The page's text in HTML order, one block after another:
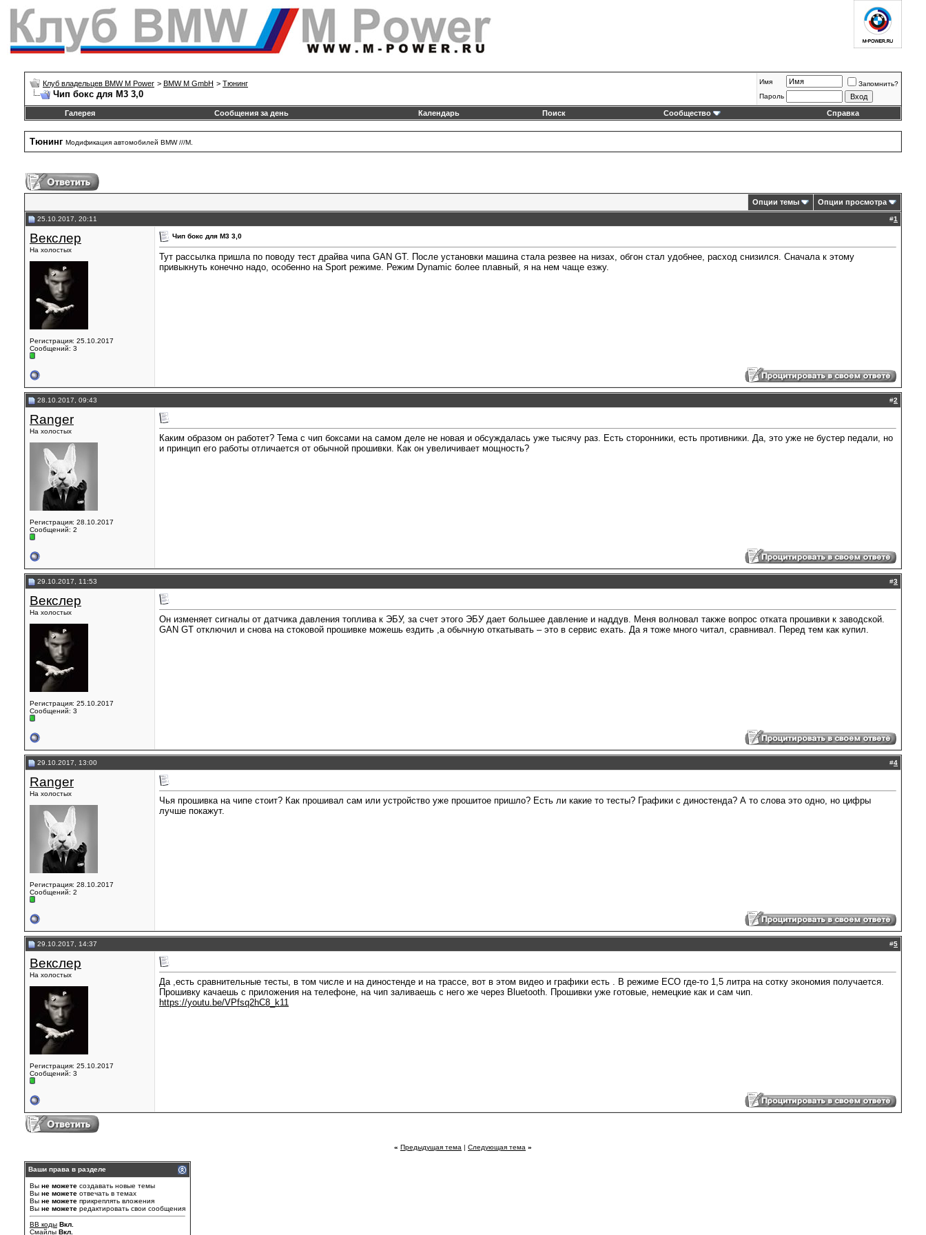
Клуб владельцев BMW M Power > BMW M GmbH > Тюнинг
Чип бокс для М3 3,0
Имя
Запомнить?
Пароль
Галерея Сообщения за день Календарь Поиск Сообщество Справка
Тюнинг Модификация автомобилей BMW ///M.
Опции темы Опции просмотра
25.10.2017, 20:11 #1
Векслер
На холостых
Регистрация: 25.10.2017
Сообщений: 3
Чип бокс для М3 3,0
Тут рассылка пришла по поводу тест драйва чипа GAN GT. После установки машина стала резвее на низах, обгон стал удобнее, расход снизился. Сначала к этому
привыкнуть конечно надо, особенно на Sport режиме. Режим Dynamic более плавный, я на нем чаще езжу.
28.10.2017, 09:43 #2
Ranger
На холостых
Регистрация: 28.10.2017
Сообщений: 2
Каким образом он работет? Тема с чип боксами на самом деле не новая и обсуждалась уже тысячу раз. Есть сторонники, есть противники. Да, это уже не бустер педали, но
и принцип его работы отличается от обычной прошивки. Как он увеличивает мощность?
29.10.2017, 11:53 #3
Векслер
На холостых
Регистрация: 25.10.2017
Сообщений: 3
Он изменяет сигналы от датчика давления топлива к ЭБУ, за счет этого ЭБУ дает большее давление и наддув. Меня волновал также вопрос отката прошивки к заводской.
GAN GT отключил и снова на стоковой прошивке можешь ездить ,а обычную откатывать – это в сервис ехать. Да я тоже много читал, сравнивал. Перед тем как купил.
29.10.2017, 13:00 #4
Ranger
На холостых
Регистрация: 28.10.2017
Сообщений: 2
Чья прошивка на чипе стоит? Как прошивал сам или устройство уже прошитое пришло? Есть ли какие то тесты? Графики с диностенда? А то слова это одно, но цифры
лучше покажут.
29.10.2017, 14:37 #5
Векслер
На холостых
Регистрация: 25.10.2017
Сообщений: 3
Да ,есть сравнительные тесты, в том числе и на диностенде и на трассе, вот в этом видео и графики есть . В режиме ЕСО где-то 1,5 литра на сотку экономия получается.
Прошивку качаешь с приложения на телефоне, на чип заливаешь с него же через Bluetooth. Прошивки уже готовые, немецкие как и сам чип.
https://youtu.be/VPfsq2hC8_k11
« Предыдущая тема | Следующая тема »
Ваши права в разделе
Вы не можете создавать новые темы
Вы не можете отвечать в темах
Вы не можете прикреплять вложения
Вы не можете редактировать свои сообщения
BB коды Вкл.
Смайлы Вкл.